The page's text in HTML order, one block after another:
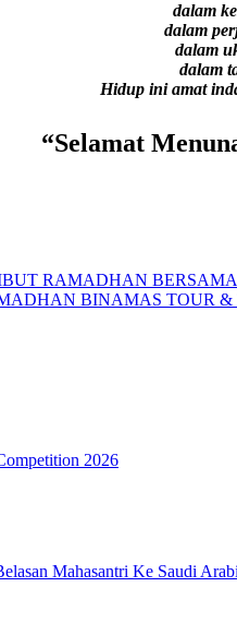
dalam
dalam
dalam
dalam
Hidup ini amat
“Selamat
RAMADHAN
BINAMAS TOUR &
2026
Mahasantri Ke Saudi